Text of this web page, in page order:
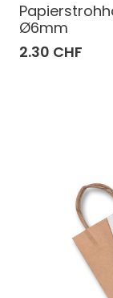
Ø6mm
2.30 CHF